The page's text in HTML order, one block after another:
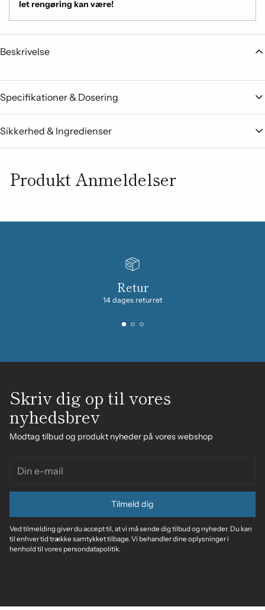
let rengøring kan være!
Beskrivelse
Specifikationer & Dosering
Sikkerhed & Ingredienser
Produkt Anmeldelser
Retur
14 dages returret
Skriv dig op til vores
nyhedsbrev
Modtag tilbud og produkt nyheder på vores webshop
Tilmeld dig
Ved tilmelding giver du accept til, at vi må sende dig tilbud og nyheder. Du kan
til enhver tid trække samtykket tilbage. Vi behandler dine oplysninger i
henhold til vores persondatapolitik.